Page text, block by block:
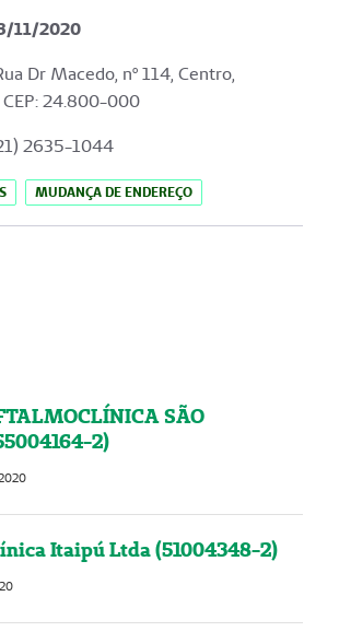
/11/2020
Dr Macedo, nº 114, Centro,
CEP: 24.800-000
2635-1044
MUDANÇA DE ENDEREÇO
SÃO
2)
Itaipú Ltda (51004348-2)